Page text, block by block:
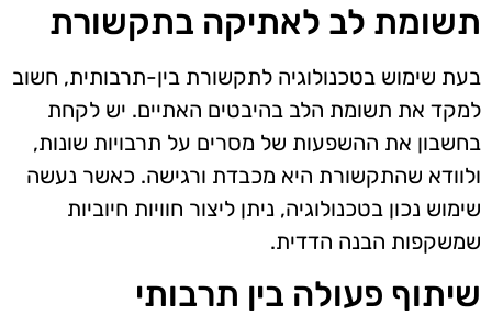
תשומת לב לאתיקה בתקשורת
בעת שימוש בטכנולוגיה לתקשורת בין-תרבותית, חשוב
למקד את תשומת הלב בהיבטים האתיים. יש לקחת
בחשבון את ההשפעות של מסרים על תרבויות שונות,
ולוודא שהתקשורת היא מכבדת ורגישה. כאשר נעשה
שימוש נכון בטכנולוגיה, ניתן ליצור חוויות חיוביות
שמשקפות הבנה הדדית.
שיתוף פעולה בין תרבותי